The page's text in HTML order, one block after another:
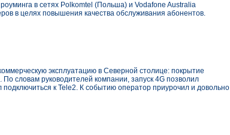
в сетях Polkomtel (Польша) и Vodafone Australia
в целях повышения качества обслуживания абонентов.
эксплуатацию в Северной столице: покрытие
словам руководителей компании, запуск 4G позволил
к Tele2. К событию оператор приурочил и довольно